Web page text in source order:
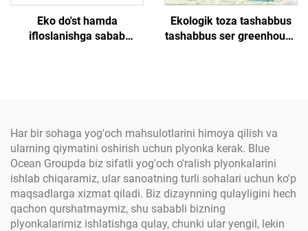
Eko do'st hamda
ifloslanishga sabab
Ekologik toza tashabbus
tashabbus ser greenhouse
Har bir sohaga yog'och mahsulotlarini himoya qilish va
ularning qiymatini oshirish uchun plyonka kerak. Blue
Ocean Groupda biz sifatli yog'och o'ralish plyonkalarini
ishlab chiqaramiz, ular sanoatning turli sohalari uchun ko'p
maqsadlarga xizmat qiladi. Biz dizaynning qulayligini hech
qachon qurshatmaymiz, shu sababli bizning
plyonkalarimiz ishlatishga qulay, chunki ular yengil, lekin